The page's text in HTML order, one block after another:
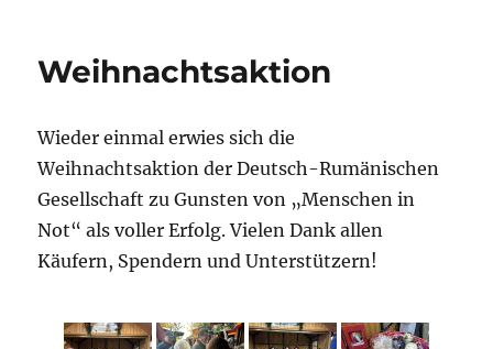
Weihnachtsaktion
Wieder einmal erwies sich die
Weihnachtsaktion der Deutsch-Rumänischen
Gesellschaft zu Gunsten von „Menschen in
Not“ als voller Erfolg. Vielen Dank allen
Käufern, Spendern und Unterstützern!